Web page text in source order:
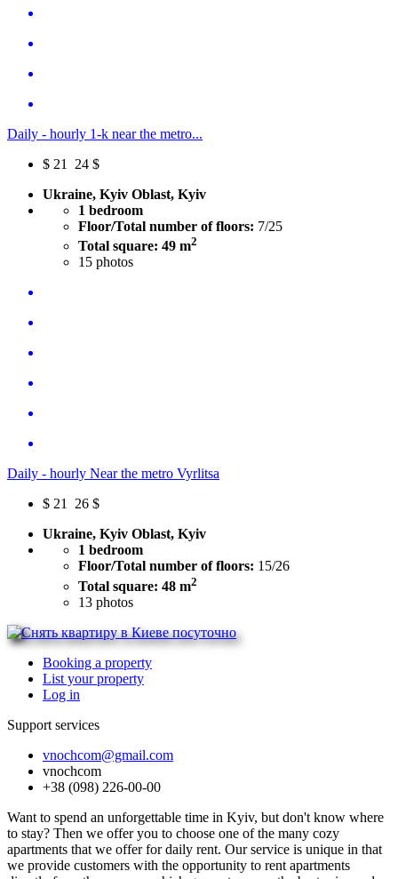
Daily - hourly 1-k near the metro...
$ 21
24 $
Ukraine, Kyiv Oblast, Kyiv
1 bedroom
Floor/Total number of floors: 7/25
Total square: 49 m2
15 photos
Daily - hourly Near the metro Vyrlitsa
$ 21
26 $
Ukraine, Kyiv Oblast, Kyiv
1 bedroom
Floor/Total number of floors: 15/26
Total square: 48 m2
13 photos
Booking a property
List your property
Log in
Support services
vnochcom@gmail.com
vnochcom
+38 (098) 226-00-00
Want to spend an unforgettable time in Kyiv, but don't know where
to stay? Then we offer you to choose one of the many cozy
apartments that we offer for daily rent. Our service is unique in that
we provide customers with the opportunity to rent apartments